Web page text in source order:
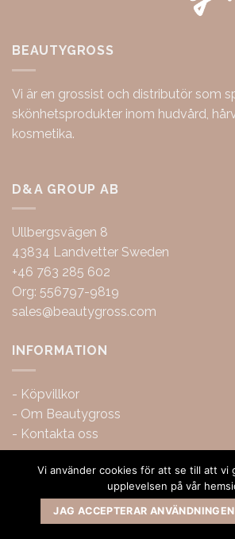
BEAUTYGROSS
Vi är en grossist och distributör som
skönhetsprodukter inom hudvård,
kosmetika.
D&A GROUP AB
Ullbergsvägen 8
43834 Landvetter Sweden
+46 763 285 602
Org: 556797-9819
sales@beautygross.com
INFORMATION
- Köpvillkor
- Om Beautygross
- Kontakta oss
Copyright 2026 ©
Vi använder cookies för att se till att vi
upplevelsen på vår
JAG ACCEPTERAR